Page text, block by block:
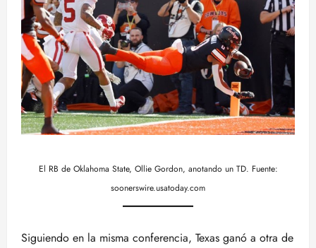
El RB de Oklahoma State, Ollie Gordon, anotando un TD. Fuente:
soonerswire.usatoday.com
Siguiendo en la misma conferencia, Texas ganó a otra de